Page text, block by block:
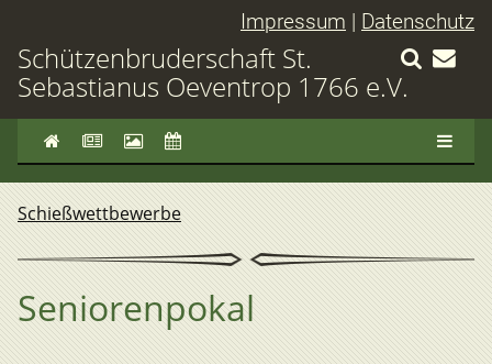
Impressum | Datenschutz
Schützenbruderschaft St.
Sebastianus Oeventrop 1766 e.V.
Schießwettbewerbe
Seniorenpokal